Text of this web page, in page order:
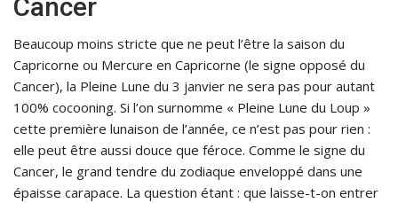
Cancer
Beaucoup moins stricte que ne peut l’être la saison du
Capricorne ou Mercure en Capricorne (le signe opposé du
Cancer), la Pleine Lune du 3 janvier ne sera pas pour autant
100% cocooning. Si l’on surnomme « Pleine Lune du Loup »
cette première lunaison de l’année, ce n’est pas pour rien :
elle peut être aussi douce que féroce. Comme le signe du
Cancer, le grand tendre du zodiaque enveloppé dans une
épaisse carapace. La question étant : que laisse-t-on entrer